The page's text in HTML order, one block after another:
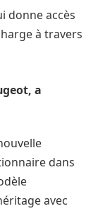
donne accès
à travers
a
dans
avec